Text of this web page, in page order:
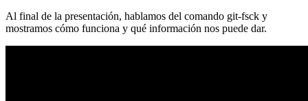
Al final de la presentación, hablamos del comando git-fsck y
mostramos cómo funciona y qué información nos puede dar.